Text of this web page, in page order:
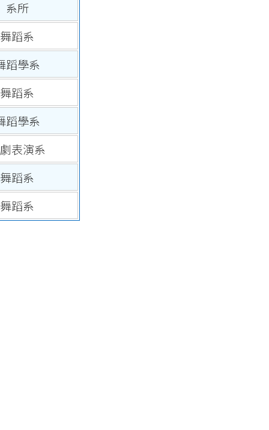
系所
舞蹈系
蹈學系
舞蹈系
蹈學系
表演系
舞蹈系
舞蹈系